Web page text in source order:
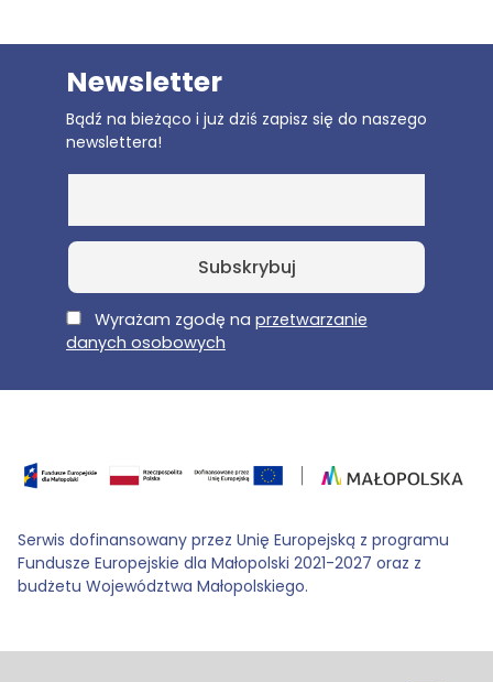
Newsletter
Bądź na bieżąco i już dziś zapisz się do naszego
newslettera!
E-MailWyrażam zgodę na przetwarzanie
danych osobowych
Serwis dofinansowany przez Unię Europejską z programu
Fundusze Europejskie dla Małopolski 2021-2027 oraz z
budżetu Województwa Małopolskiego.